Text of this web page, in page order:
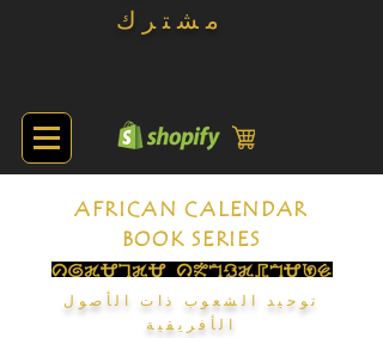
مشترك
AFRICAN CALENDAR
BOOK SERIES
توحيد الشعوب ذات الأصول
الأفريقية